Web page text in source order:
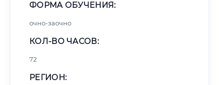
ФОРМА ОБУЧЕНИЯ:
очно-заочно
КОЛ-ВО ЧАСОВ:
72
РЕГИОН: